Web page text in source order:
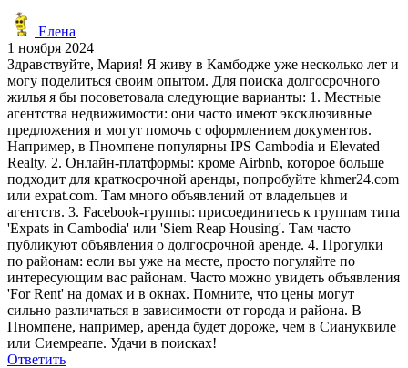
Елена
1 ноября 2024
Здравствуйте, Мария! Я живу в Камбодже уже несколько лет и
могу поделиться своим опытом. Для поиска долгосрочного
жилья я бы посоветовала следующие варианты: 1. Местные
агентства недвижимости: они часто имеют эксклюзивные
предложения и могут помочь с оформлением документов.
Например, в Пномпене популярны IPS Cambodia и Elevated
Realty. 2. Онлайн-платформы: кроме Airbnb, которое больше
подходит для краткосрочной аренды, попробуйте khmer24.com
или expat.com. Там много объявлений от владельцев и
агентств. 3. Facebook-группы: присоединитесь к группам типа
'Expats in Cambodia' или 'Siem Reap Housing'. Там часто
публикуют объявления о долгосрочной аренде. 4. Прогулки
по районам: если вы уже на месте, просто погуляйте по
интересующим вас районам. Часто можно увидеть объявления
'For Rent' на домах и в окнах. Помните, что цены могут
сильно различаться в зависимости от города и района. В
Пномпене, например, аренда будет дороже, чем в Сиануквиле
или Сиемреапе. Удачи в поисках!
Ответить